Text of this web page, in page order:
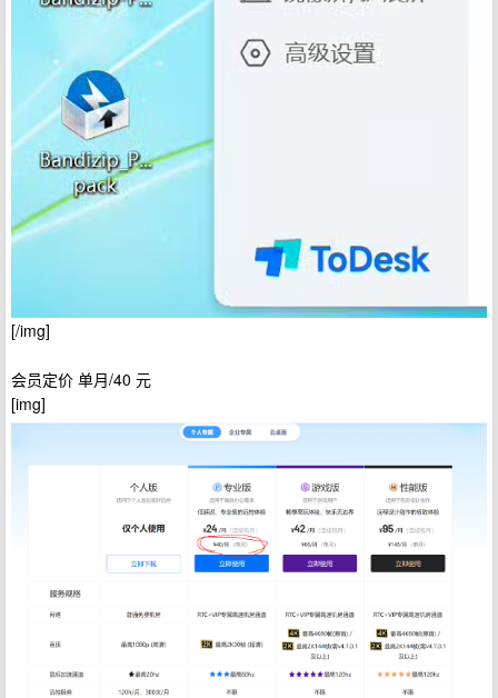
[/img]
会员定价 单月/40 元
[img]